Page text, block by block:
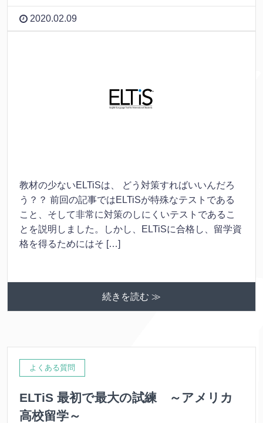
2020.02.09
教材の少ないELTiSは、 どう対策すればいいんだろ
う？？ 前回の記事ではELTiSが特殊なテストである
こと、そして非常に対策のしにくいテストであるこ
とを説明しました。しかし、ELTiSに合格し、留学資
格を得るためにはそ […]
続きを読む ≫
よくある質問
ELTiS 最初で最大の試練 ～アメリカ
高校留学～